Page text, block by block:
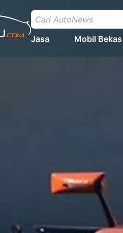
Jasa Mobil Bekas